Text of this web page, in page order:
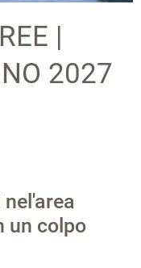
|
2027
un colpo